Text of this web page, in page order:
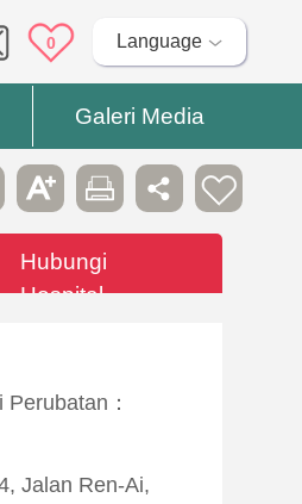
0 Language
Galeri Media
Hubungi
Hospital
：
Jalan Ren-Ai,